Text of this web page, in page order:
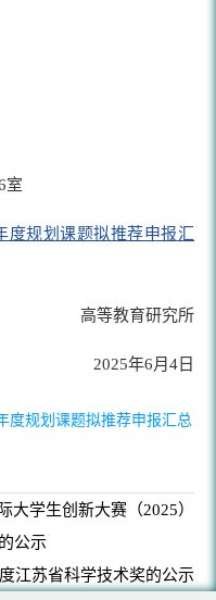
室
度规划课题拟推荐申报汇
高等教育研究所
2025年6月4日
度规划课题拟推荐申报汇总
大学生创新大赛（2025）
公示
江苏省科学技术奖的公示